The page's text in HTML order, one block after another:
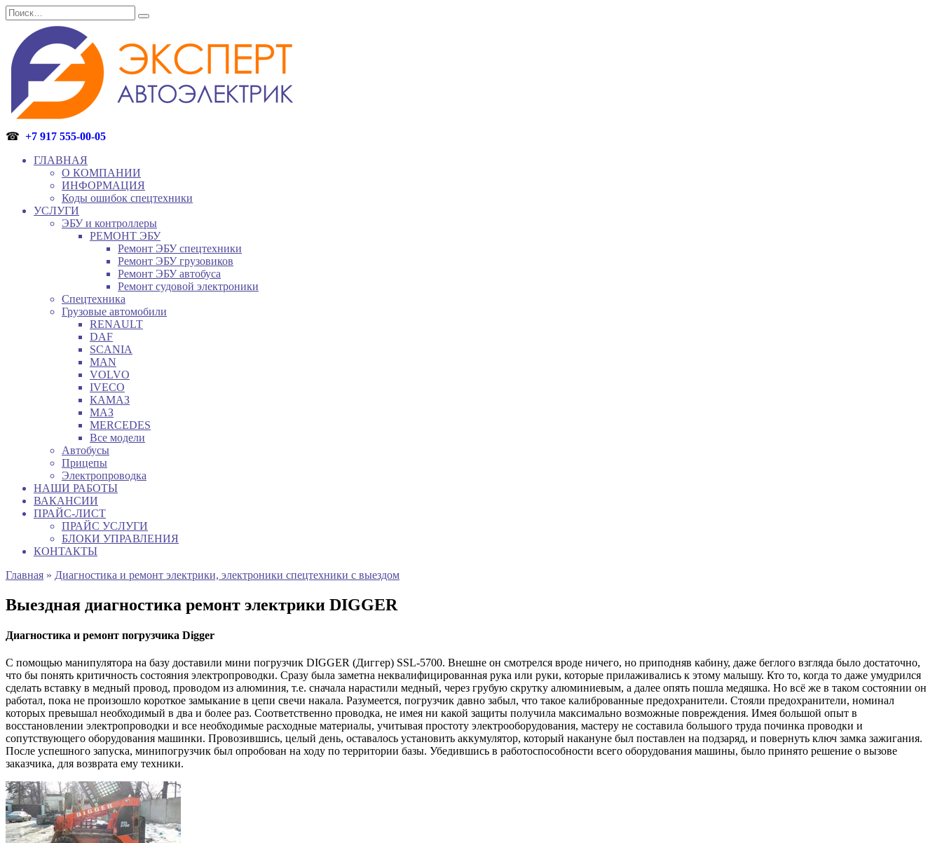
Перейти
к
содержанию
Search
for:
☎ +7 917 555-00-05
ГЛАВНАЯ
О КОМПАНИИ
ИНФОРМАЦИЯ
Коды ошибок спецтехники
УСЛУГИ
ЭБУ и контроллеры
РЕМОНТ ЭБУ
Ремонт ЭБУ спецтехники
Ремонт ЭБУ грузовиков
Ремонт ЭБУ автобуса
Ремонт судовой электроники
Спецтехника
Грузовые автомобили
RENAULT
DAF
SCANIA
MAN
VOLVO
IVECO
КАМАЗ
МАЗ
MERCEDES
Все модели
Автобусы
Прицепы
Электропроводка
НАШИ РАБОТЫ
ВАКАНСИИ
ПРАЙС-ЛИСТ
ПРАЙС УСЛУГИ
БЛОКИ УПРАВЛЕНИЯ
КОНТАКТЫ
Главная » Диагностика и ремонт электрики, электроники спецтехники с выездом
Выездная диагностика ремонт электрики DIGGER
Диагностика и ремонт погрузчика Digger
С помощью манипулятора на базу доставили мини погрузчик DIGGER (Диггер) SSL-5700. Внешне он смотрелся вроде ничего, но приподняв кабину, даже беглого взгляда было достаточно,
что бы понять критичность состояния электропроводки. Сразу была заметна неквалифицированная рука или руки, которые прилаживались к этому малышу. Кто то, когда то даже умудрился
сделать вставку в медный провод, проводом из алюминия, т.е. сначала нарастили медный, через грубую скрутку алюминиевым, а далее опять пошла медяшка. Но всё же в таком состоянии он
работал, пока не произошло короткое замыкание в цепи свечи накала. Разумеется, погрузчик давно забыл, что такое калиброванные предохранители. Стояли предохранители, номинал
которых превышал необходимый в два и более раз. Соответственно проводка, не имея ни какой защиты получила максимально возможные повреждения. Имея большой опыт в
восстановлении электропроводки и все необходимые расходные материалы, учитывая простоту электрооборудования, мастеру не составила большого труда починка проводки и
сопутствующего оборудования машинки. Провозившись, целый день, оставалось установить аккумулятор, который накануне был поставлен на подзаряд, и повернуть ключ замка зажигания.
После успешного запуска, минипогрузчик был опробован на ходу по территории базы. Убедившись в работоспособности всего оборудования машины, было принято решение о вызове
заказчика, для возврата ему техники.